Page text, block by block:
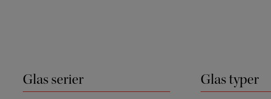
Glas serier Glas typer